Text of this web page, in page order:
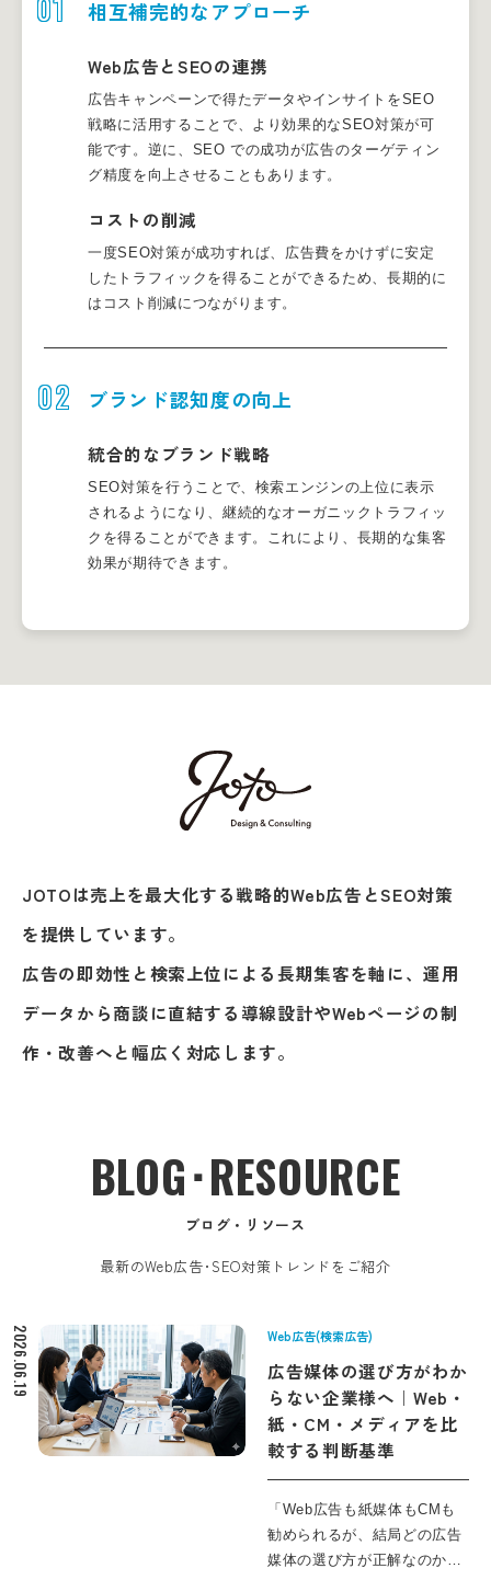
相互補完的なアプローチ
Web広告とSEOの連携
広告キャンペーンで得たデータやインサイトをSEO
戦略に活用することで、より効果的なSEO対策が可
能です。逆に、SEO での成功が広告のターゲティン
グ精度を向上させることもあります。
コストの削減
一度SEO対策が成功すれば、広告費をかけずに安定
したトラフィックを得ることができるため、長期的に
はコスト削減につながります。
02 ブランド認知度の向上
統合的なブランド戦略
SEO対策を行うことで、検索エンジンの上位に表示
されるようになり、継続的なオーガニックトラフィッ
クを得ることができます。これにより、長期的な集客
効果が期待できます。
JOTOは売上を最大化する戦略的Web広告とSEO対策
を提供しています。
広告の即効性と検索上位による長期集客を軸に、運用
データから商談に直結する導線設計やWebページの制
作・改善へと幅広く対応します。
BLOG･RESOURCE
ブログ・リソース
最新のWeb広告･SEO対策トレンドをご紹介
2026.06.19 Web広告(検索広告)
広告媒体の選び方がわか
らない企業様へ｜Web・
紙・CM・メディアを比
較する判断基準
「Web広告も紙媒体もCMも
勧められるが、結局どの広告
媒体の選び方が正解なのか分